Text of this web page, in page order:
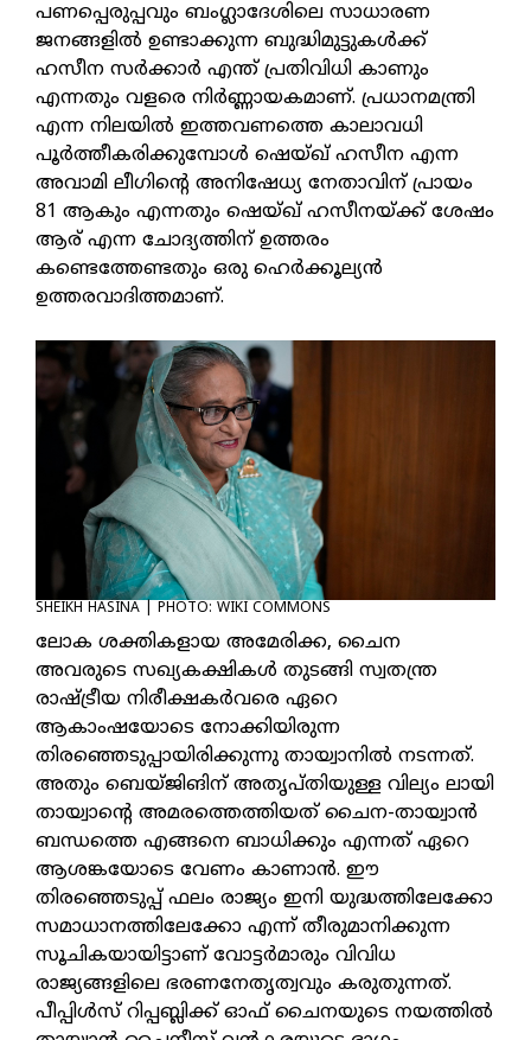
പണപ്പെരുപ്പവും ബംഗ്ലാദേശിലെ സാധാരണ
ജനങ്ങളില്‍ ഉണ്ടാക്കുന്ന ബുദ്ധിമുട്ടുകള്‍ക്ക്
ഹസീന സര്‍ക്കാര്‍ എന്ത് പ്രതിവിധി കാണും
എന്നതും വളരെ നിര്‍ണ്ണായകമാണ്. പ്രധാനമന്ത്രി
എന്ന നിലയില്‍ ഇത്തവണത്തെ കാലാവധി
പൂര്‍ത്തീകരിക്കുമ്പോള്‍ ഷെയ്ഖ് ഹസീന എന്ന
അവാമി ലീഗിന്റെ അനിഷേധ്യ നേതാവിന് പ്രായം
81 ആകും എന്നതും ഷെയ്ഖ് ഹസീനയ്ക്ക് ശേഷം
ആര് എന്ന ചോദ്യത്തിന് ഉത്തരം
കണ്ടെത്തേണ്ടതും ഒരു ഹെര്‍ക്കൂല്യന്‍
ഉത്തരവാദിത്തമാണ്.
SHEIKH HASINA | PHOTO: WIKI COMMONS
ലോക ശക്തികളായ അമേരിക്ക, ചൈന
അവരുടെ സഖ്യകക്ഷികള്‍ തുടങ്ങി സ്വതന്ത്ര
രാഷ്ട്രീയ നിരീക്ഷകര്‍വരെ ഏറെ
ആകാംഷയോടെ നോക്കിയിരുന്ന
തിരഞ്ഞെടുപ്പായിരിക്കുന്നു തായ്വാനില്‍ നടന്നത്.
അതും ബെയ്ജിങിന് അതൃപ്തിയുള്ള വില്യം ലായി
തായ്വാന്റെ അമരത്തെത്തിയത് ചൈന-തായ്വാന്‍
ബന്ധത്തെ എങ്ങനെ ബാധിക്കും എന്നത് ഏറെ
ആശങ്കയോടെ വേണം കാണാന്‍. ഈ
തിരഞ്ഞെടുപ്പ് ഫലം രാജ്യം ഇനി യുദ്ധത്തിലേക്കോ
സമാധാനത്തിലേക്കോ എന്ന് തീരുമാനിക്കുന്ന
സൂചികയായിട്ടാണ് വോട്ടര്‍മാരും വിവിധ
രാജ്യങ്ങളിലെ ഭരണനേതൃത്വവും കരുതുന്നത്.
പീപ്പിള്‍സ് റിപ്പബ്ലിക്ക് ഓഫ് ചൈനയുടെ നയത്തില്‍